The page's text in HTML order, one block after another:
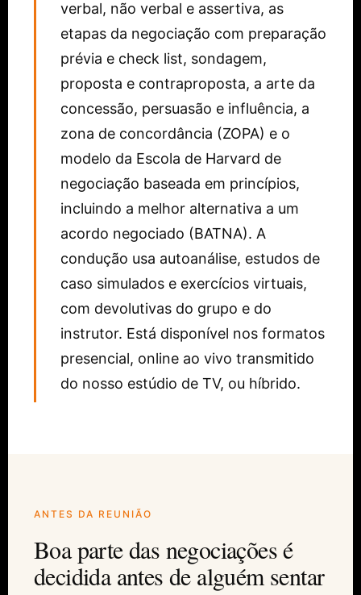
verbal, não verbal e assertiva, as
etapas da negociação com preparação
prévia e check list, sondagem,
proposta e contraproposta, a arte da
concessão, persuasão e influência, a
zona de concordância (ZOPA) e o
modelo da Escola de Harvard de
negociação baseada em princípios,
incluindo a melhor alternativa a um
acordo negociado (BATNA). A
condução usa autoanálise, estudos de
caso simulados e exercícios virtuais,
com devolutivas do grupo e do
instrutor. Está disponível nos formatos
presencial, online ao vivo transmitido
do nosso estúdio de TV, ou híbrido.
ANTES DA REUNIÃO
Boa parte das negociações é
decidida antes de alguém sentar